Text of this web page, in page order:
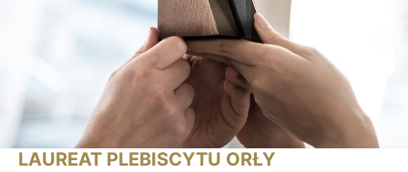
LAUREAT PLEBISCYTU ORŁY